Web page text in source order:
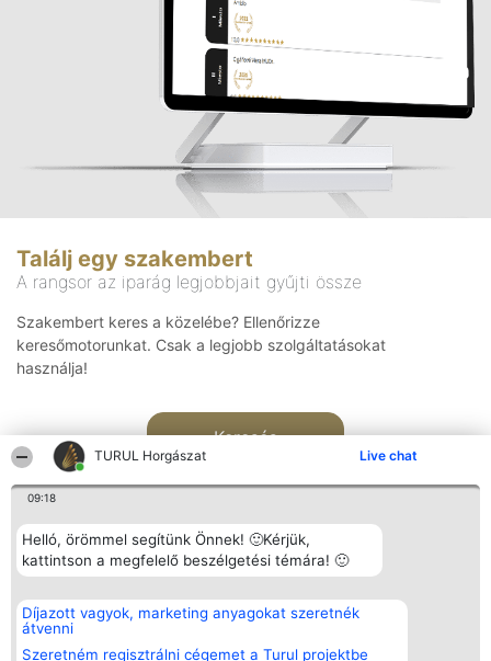
TURUL Horgászat Live chat
09:18
Helló, örömmel segítünk Önnek! 🙂Kérjük,
kattintson a megfelelő beszélgetési témára! 🙂
Díjazott vagyok, marketing anyagokat szeretnék
átvenni
Szeretném regisztrálni cégemet a Turul projektbe
Találj egy szakembert
A rangsor az iparág legjobbjait gyűjti össze
Szakembert keres a közelébe? Ellenőrizze
keresőmotorunkat. Csak a legjobb szolgáltatásokat
használja!
Keresés
Rangsorszervező
SC Beautiful Company S.R.L.
Bulevardul Aleea Timișul De
Sus Nr. 2, Bl. A30, Sc. A, Et.
Népszavazás
Nyertesek
Elérhetőség
Elérhetőség